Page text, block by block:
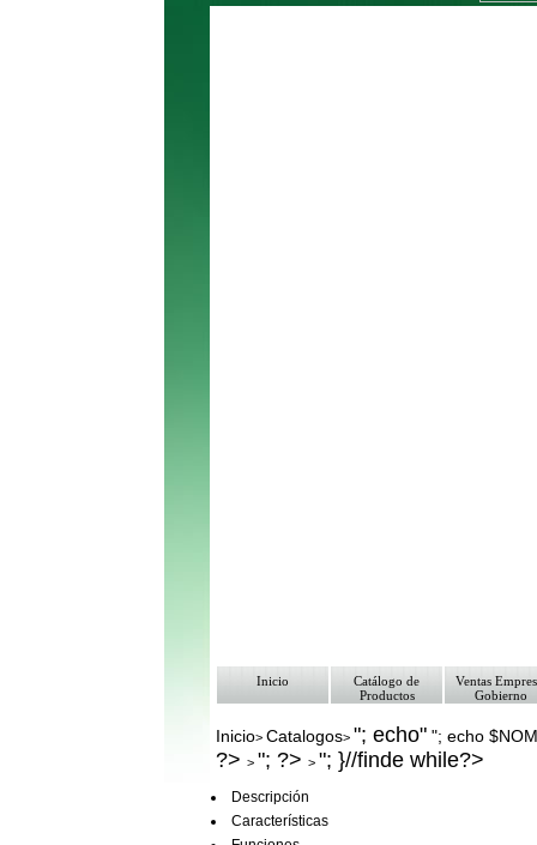
Inicio
Catálogo de
Productos
Ventas
Gobierno
Inicio>Catalogos> "; echo" "; echo
?>> "; ?>> "; }//finde while?>
Descripción
Características